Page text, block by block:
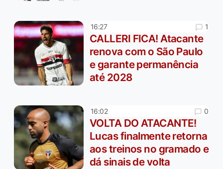
16:27 1
CALLERI FICA! Atacante
renova com o São Paulo
e garante permanência
até 2028
16:02 0
VOLTA DO ATACANTE!
Lucas finalmente retorna
aos treinos no gramado e
dá sinais de volta